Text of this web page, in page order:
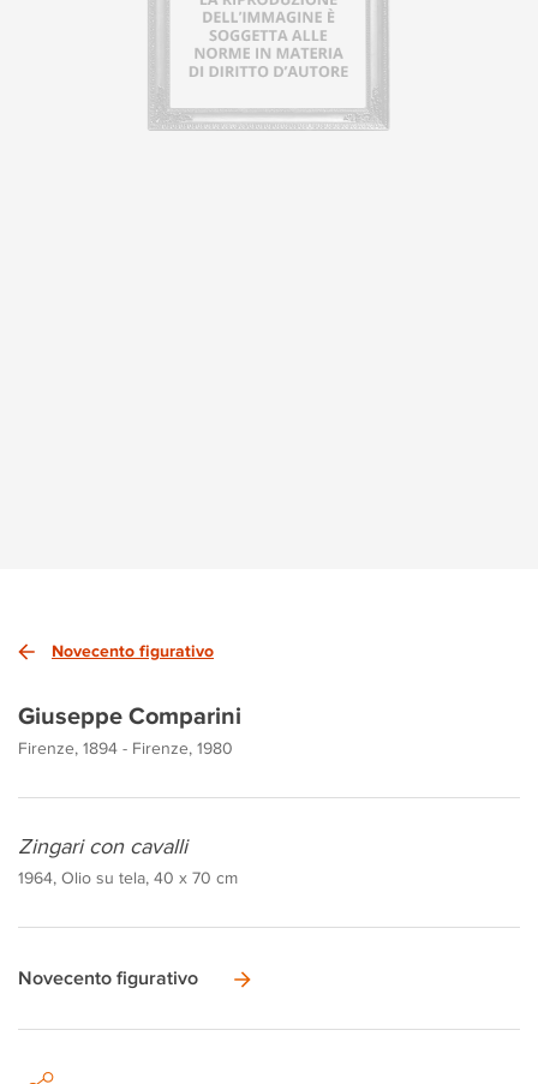
Novecento figurativo
Giuseppe Comparini
Firenze, 1894 - Firenze, 1980
Zingari con cavalli
1964, Olio su tela, 40 x 70 cm
Novecento figurativo